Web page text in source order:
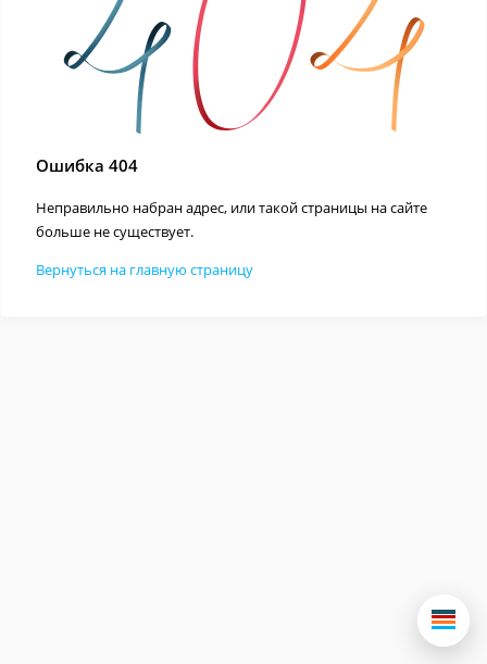
Ошибка 404
Неправильно набран адрес, или такой страницы на сайте
больше не существует.
Вернуться на главную страницу